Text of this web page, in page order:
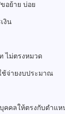
อย้าย บ่อย
งิน
ไม่ตรงหมวด
ช้จ่ายงบประมาณ
คคลให้ตรงกับตำแ